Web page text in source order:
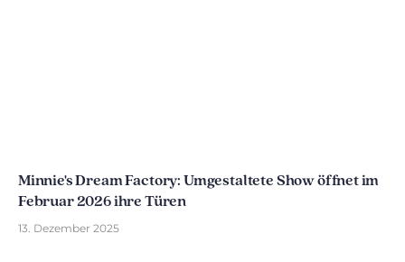
Minnie's Dream Factory: Umgestaltete Show öffnet im
Februar 2026 ihre Türen
13. Dezember 2025